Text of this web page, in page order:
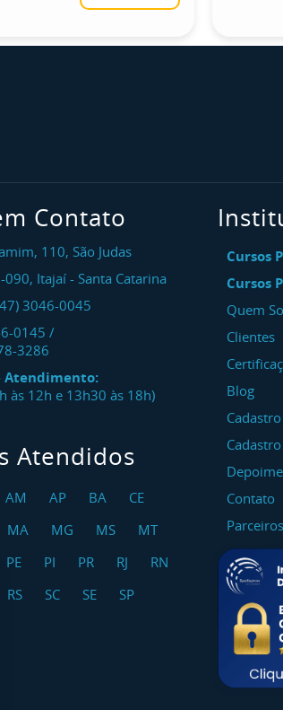
Contato
110, São Judas
090, Itajaí - Santa Catarina
3046-0045
0145 /
3286
Atendimento:
às 12h e 13h30 às 18h)
Atendidos
AM AP BA
CE
MA MG MS
MT
PE PI PR RJ
RN
RS SC SE
SP
Cursos
Cursos
Quem
Clientes
Blog
Cadastro
Contato
Parceiros